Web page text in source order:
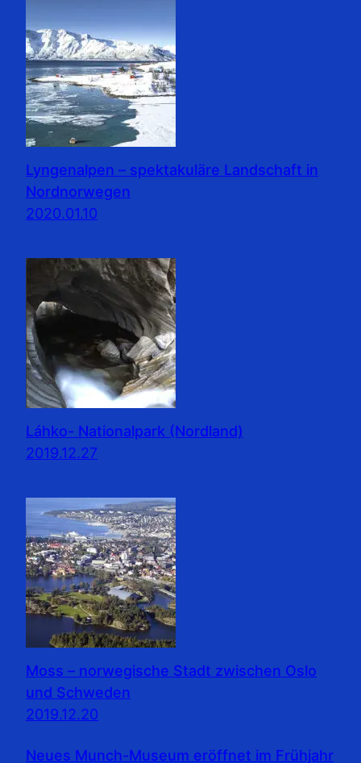
Lyngenalpen – spektakuläre Landschaft in
Nordnorwegen
2020.01.10
Láhko- Nationalpark (Nordland)
2019.12.27
Moss – norwegische Stadt zwischen Oslo
und Schweden
2019.12.20
Neues Munch-Museum eröffnet im Frühjahr